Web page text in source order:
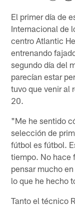
El primer día de
Internacional de
centro Atlantic
entrenando
segundo día del
parecían estar
tuvo que venir al
20.
"Me he sentido
selección de
fútbol es fútbol.
tiempo. No hace
pensar mucho
lo que he hecho
Tanto el técnico